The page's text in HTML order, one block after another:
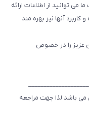
توانید از اطلاعات ارائه
آنها نیز بهره مند
عزیز را در خصوص
می باشد لذا جهت مراجعه